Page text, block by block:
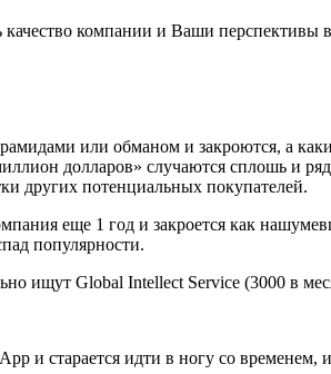
компании и Ваши перспективы
или обманом и закроются, а
долларов» случаются сплошь и
других потенциальных покупателей.
еще 1 год и закроется как
популярности.
ищут Global Intellect Service (3000 в
и старается идти в ногу со